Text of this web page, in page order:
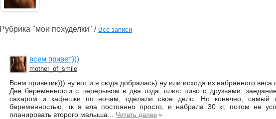
Рубрика "мои похуделки" / Все записи
всем привет)))
mother_of_smile
Всем приветик))) ну вот и я сюда добралась) ну или исходя из набранного веса
Две беременности с перерывом в два года, плюс пиво с друзьями,
сахаром и кафешки по ночам, сделали свое дело. Но конечно, самый
беременностью, тк я ела постоянно просто, и набрала 30 кг, потом не
планировать второго малыша... Читать далее »